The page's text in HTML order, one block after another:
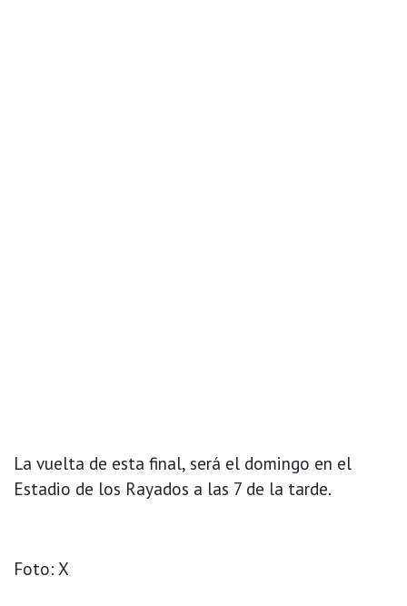
La vuelta de esta final, será el domingo en el
Estadio de los Rayados a las 7 de la tarde.
Foto: X